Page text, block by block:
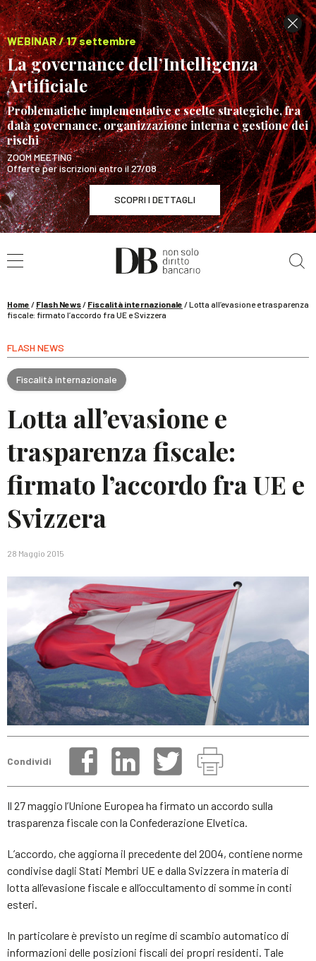
WEBINAR / 17 settembre
La governance dell’Intelligenza
Artificiale
Problematiche implementative e scelte strategiche, fra
data governance, organizzazione interna e gestione dei
rischi
ZOOM MEETING
Offerte per iscrizioni entro il 27/08
SCOPRI I DETTAGLI
WEBINAR / 17 settembre
La governance dell’Intelligenza Artificiale
Home / Flash News/ Fiscalità internazionale /Lotta all’evasione e trasparenza
fiscale: firmato l’accordo fra UE e Svizzera
FLASH NEWS
Fiscalità internazionale
Lotta all’evasione e
trasparenza fiscale:
firmato l’accordo fra UE e
Svizzera
28 Maggio 2015
Condividi
Il 27 maggio l’Unione Europea ha firmato un accordo sulla
trasparenza fiscale con la Confederazione Elvetica.
L’accordo, che aggiorna il precedente del 2004, contiene norme
condivise dagli Stati Membri UE e dalla Svizzera in materia di
lotta all’evasione fiscale e all’occultamento di somme in conti
esteri.
In particolare è previsto un regime di scambio automatico di
informazioni delle posizioni fiscali dei propri residenti. Tale